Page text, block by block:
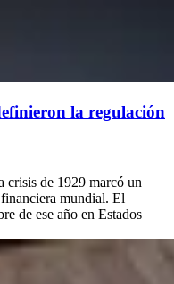
la regulación
crisis de 1929 marcó un
mundial. El
de ese año en Estados